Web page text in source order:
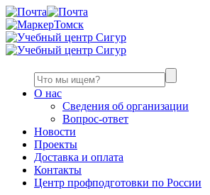
Томск
О нас
Сведения об организации
Вопрос-ответ
Новости
Проекты
Доставка и оплата
Контакты
Центр профподготовки по России